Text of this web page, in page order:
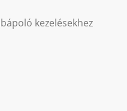
kezelésekhez